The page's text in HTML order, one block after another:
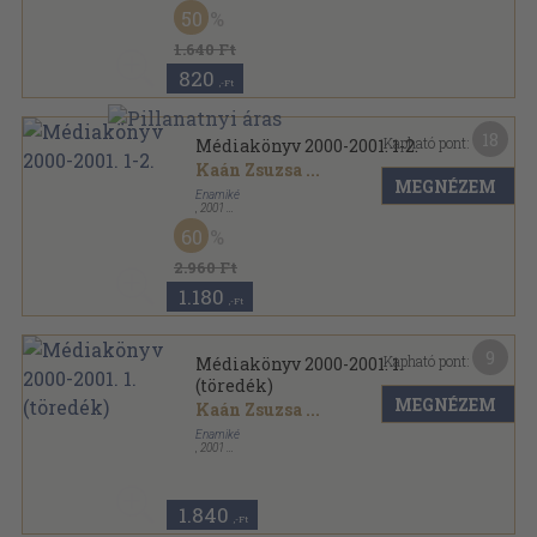
Ragasztott papírkötés
1.640 Ft
50
820 ,-Ft
Médiakönyv 2000-2001. 1-2.
Kaán Zsuzsa ...
Enamiké
2001
Ragasztott papírkötés
Médiakönyv sorozat
2.960 Ft
60
1.180 ,-Ft
Kapható pont:
MEGNÉZEM
Médiakönyv 2000-2001. 1.
(töredék)
Kaán Zsuzsa ...
Enamiké
2001
1.840 ,-Ft
Kapható pont:
MEGNÉZEM